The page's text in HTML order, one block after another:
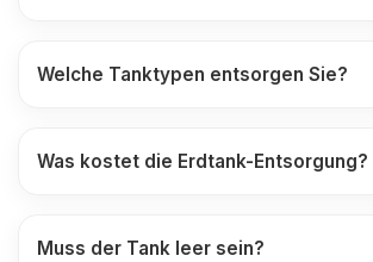
Welche Tanktypen entsorgen Sie?
Was kostet die Erdtank-Entsorgung?
Muss der Tank leer sein?